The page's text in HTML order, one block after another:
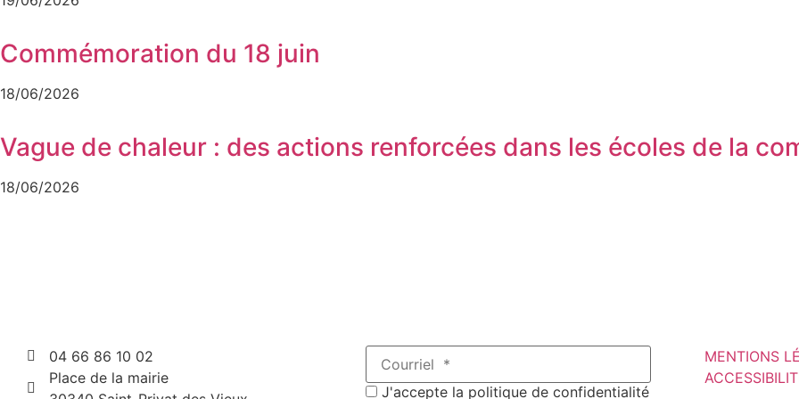
Commémoration du 18 juin
18/06/2026
Vague de chaleur : des actions renforcées dans les écoles de la
18/06/2026
04 66 86 10 02
Place de la mairie
J'accepte la politique de confidentialité
MENTIONS